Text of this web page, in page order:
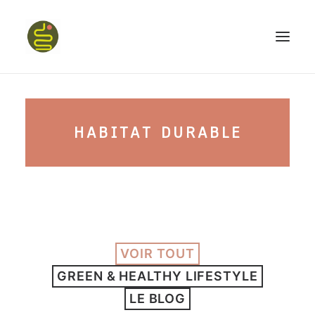
PROGRAMME HAPPY BELLY
CONFÉRENCES
podcast kinoa
HABITAT DURABLE
VOIR TOUT
GREEN & HEALTHY LIFESTYLE
LE BLOG